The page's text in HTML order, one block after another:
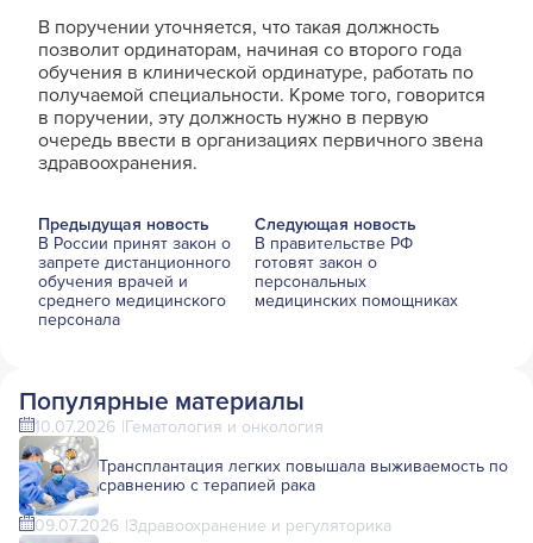
В поручении уточняется, что такая должность
позволит ординаторам, начиная со второго года
обучения в клинической ординатуре, работать по
получаемой специальности. Кроме того, говорится
в поручении, эту должность нужно в первую
очередь ввести в организациях первичного звена
здравоохранения.
Предыдущая новость
В России принят закон о
запрете дистанционного
обучения врачей и
среднего медицинского
персонала
Следующая новость
В правительстве РФ
готовят закон о
персональных
медицинских помощниках
Популярные материалы
10.07.2026 Гематология и онкология
Трансплантация легких повышала выживаемость по
сравнению с терапией рака
09.07.2026 Здравоохранение и регуляторика